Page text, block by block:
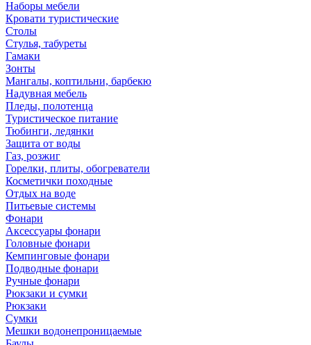
Наборы мебели
Кровати туристические
Столы
Стулья, табуреты
Гамаки
Зонты
Мангалы, коптильни, барбекю
Надувная мебель
Пледы, полотенца
Туристическое питание
Тюбинги, ледянки
Защита от воды
Газ, розжиг
Горелки, плиты, обогреватели
Косметички походные
Отдых на воде
Питьевые системы
Фонари
Аксессуары фонари
Головные фонари
Кемпинговые фонари
Подводные фонари
Ручные фонари
Рюкзаки и сумки
Рюкзаки
Сумки
Мешки водонепроницаемые